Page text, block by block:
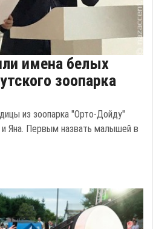
имена белых
зоопарка
из зоопарка "Орто-Дойду"
Яна. Первым назвать малышей в